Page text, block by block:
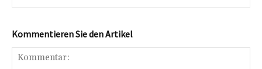
Kommentieren Sie den Artikel